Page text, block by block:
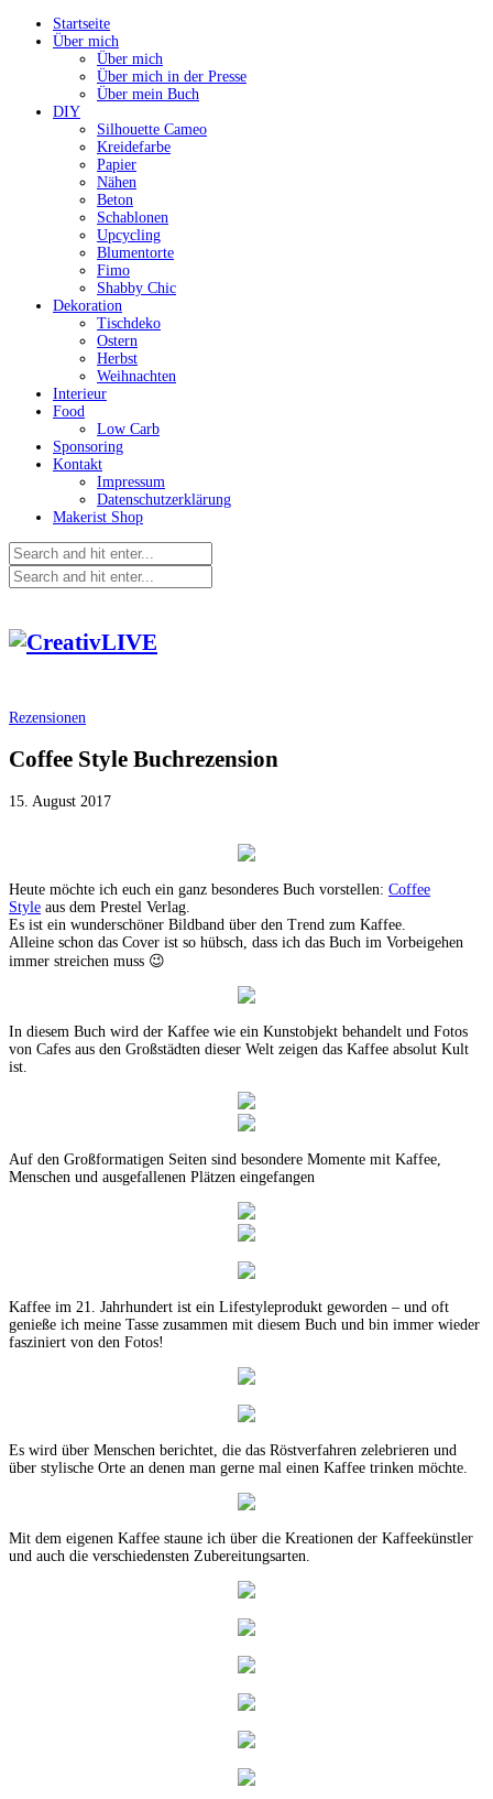
Startseite
Über mich
Über mich
Über mich in der Presse
Über mein Buch
DIY
Silhouette Cameo
Kreidefarbe
Papier
Nähen
Beton
Schablonen
Upcycling
Blumentorte
Fimo
Shabby Chic
Dekoration
Tischdeko
Ostern
Herbst
Weihnachten
Interieur
Food
Low Carb
Sponsoring
Kontakt
Impressum
Datenschutzerklärung
Makerist Shop
Rezensionen
Coffee Style Buchrezension
15. August 2017
Heute möchte ich euch ein ganz besonderes Buch vorstellen: Coffee
Style aus dem Prestel Verlag.
Es ist ein wunderschöner Bildband über den Trend zum Kaffee.
Alleine schon das Cover ist so hübsch, dass ich das Buch im Vorbeigehen
immer streichen muss 😉
In diesem Buch wird der Kaffee wie ein Kunstobjekt behandelt und Fotos
von Cafes aus den Großstädten dieser Welt zeigen das Kaffee absolut Kult
ist.
Auf den Großformatigen Seiten sind besondere Momente mit Kaffee,
Menschen und ausgefallenen Plätzen eingefangen
Kaffee im 21. Jahrhundert ist ein Lifestyleprodukt geworden – und oft
genieße ich meine Tasse zusammen mit diesem Buch und bin immer wieder
fasziniert von den Fotos!
Es wird über Menschen berichtet, die das Röstverfahren zelebrieren und
über stylische Orte an denen man gerne mal einen Kaffee trinken möchte.
Mit dem eigenen Kaffee staune ich über die Kreationen der Kaffeekünstler
und auch die verschiedensten Zubereitungsarten.